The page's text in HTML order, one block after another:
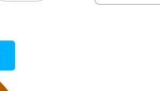
Welding Mask - FM-DTD